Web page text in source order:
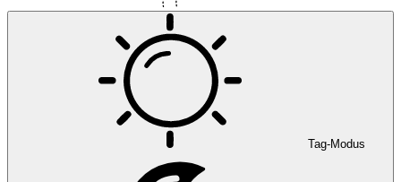
Tag-Modus